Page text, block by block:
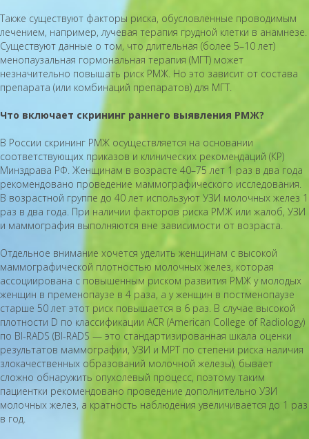
Также существуют факторы риска, обусловленные проводимым
лечением, например, лучевая терапия грудной клетки в анамнезе.
Существуют данные о том, что длительная (более 5–10 лет)
менопаузальная гормональная терапия (МГТ) может
незначительно повышать риск РМЖ. Но это зависит от состава
препарата (или комбинаций препаратов) для МГТ.
Что включает скрининг раннего выявления РМЖ?
В России скрининг РМЖ осуществляется на основании
соответствующих приказов и клинических рекомендаций (КР)
Минздрава РФ. Женщинам в возрасте 40–75 лет 1 раз в два года
рекомендовано проведение маммографического исследования.
В возрастной группе до 40 лет используют УЗИ молочных желез 1
раз в два года. При наличии факторов риска РМЖ или жалоб, УЗИ
и маммография выполняются вне зависимости от возраста.
Отдельное внимание хочется уделить женщинам с высокой
маммографической плотностью молочных желез, которая
ассоциирована с повышенным риском развития РМЖ у молодых
женщин в пременопаузе в 4 раза, а у женщин в постменопаузе
старше 50 лет этот риск повышается в 6 раз. В случае высокой
плотности D по классификации ACR (American College of Radiology)
по BI-RADS (BI-RADS — это стандартизированная шкала оценки
результатов маммографии, УЗИ и МРТ по степени риска наличия
злокачественных образований молочной железы), бывает
сложно обнаружить опухолевый процесс, поэтому таким
пациентки рекомендовано проведение дополнительно УЗИ
молочных желез, а кратность наблюдения увеличивается до 1 раз
в год.